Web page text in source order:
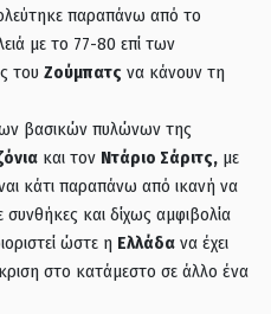
παραπάνω από το
με το 77-80 επί των
του Ζούμπατς να κάνουν τη
βασικών πυλώνων της
και τον Ντάριο Σάριτς, με
κάτι παραπάνω από ικανή να
και δίχως αμφιβολία
ώστε η Ελλάδα να έχει
στο κατάμεστο σε άλλο ένα